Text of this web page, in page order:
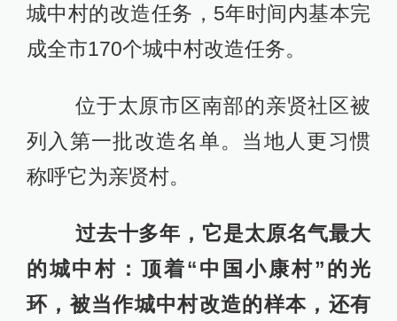
城中村的改造任务，5年时间内基本完
成全市170个城中村改造任务。
位于太原市区南部的亲贤社区被
列入第一批改造名单。当地人更习惯
称呼它为亲贤村。
过去十多年，它是太原名气最大
的城中村：顶着“中国小康村”的光
环，被当作城中村改造的样本，还有